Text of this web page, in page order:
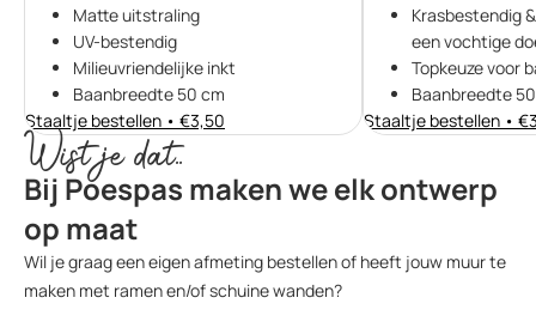
Matte uitstraling
UV-bestendig
Milieuvriendelijke inkt
Baanbreedte 50 cm
Staaltje bestellen • €3,50
Krasbestendig
een vochtige
Topkeuze voor
Baanbreedte
Staaltje bestellen •
Wist je dat..
Bij Poespas maken we elk ontwerp
op maat
Wil je graag een eigen afmeting bestellen of heeft jouw muur te
maken met ramen en/of schuine wanden?